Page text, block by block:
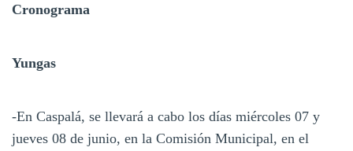
Cronograma
Yungas
-En Caspalá, se llevará a cabo los días miércoles 07 y
jueves 08 de junio, en la Comisión Municipal, en el